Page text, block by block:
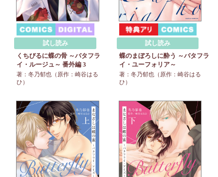
試し読み
くちびるに蝶の骨 ～バタフラ
イ・ルージュ～ 番外編 3
著：冬乃郁也（原作：崎谷はる
ひ）
試し読み
蝶のまぼろしに酔う ～バタフラ
イ・ユーフォリア～
著：冬乃郁也（原作：崎谷はる
ひ）